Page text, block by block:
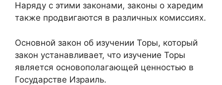
Наряду с этими законами, законы о харедим
также продвигаются в различных комиссиях.
Основной закон об изучении Торы, который
закон устанавливает, что изучение Торы
является основополагающей ценностью в
Государстве Израиль.